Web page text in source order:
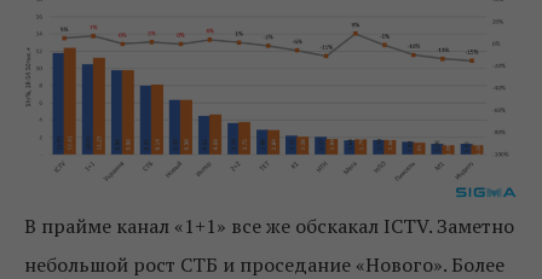
В прайме канал «1+1» все же обскакал ICTV. Заметно
небольшой рост СТБ и проседание «Нового». Более